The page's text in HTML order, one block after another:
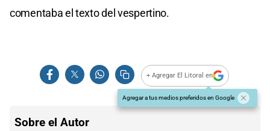
comentaba el texto del vespertino.
+ Agregar El Litoral en
Agregar a tus medios preferidos en Google
Sobre el Autor